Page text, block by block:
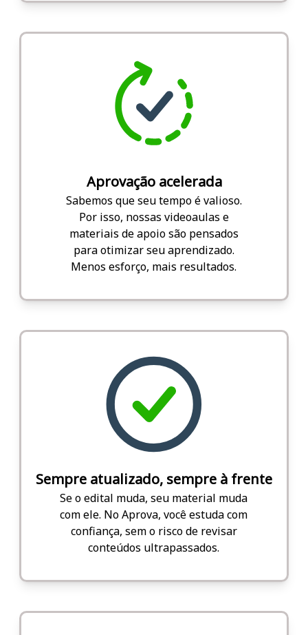
Aprovação acelerada
Sabemos que seu tempo é valioso.
Por isso, nossas videoaulas e
materiais de apoio são pensados
para otimizar seu aprendizado.
Menos esforço, mais resultados.
Sempre atualizado, sempre à frente
Se o edital muda, seu material muda
com ele. No Aprova, você estuda com
confiança, sem o risco de revisar
conteúdos ultrapassados.